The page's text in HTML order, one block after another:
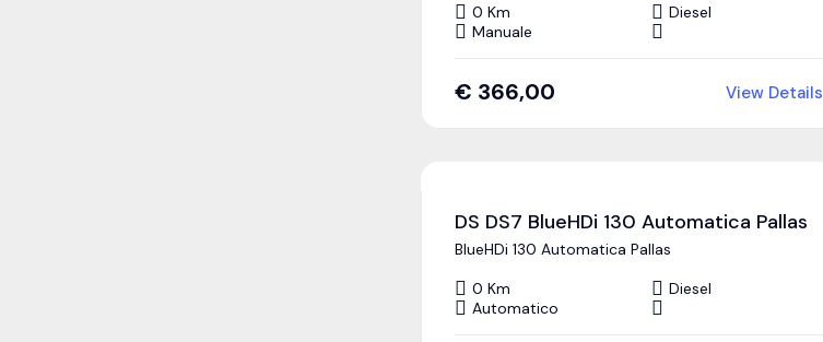
0 Km
Diesel
Manuale
€ 366,00 View Details
DS DS7 BlueHDi 130 Automatica Pallas
BlueHDi 130 Automatica Pallas
0 Km
Diesel
Automatico